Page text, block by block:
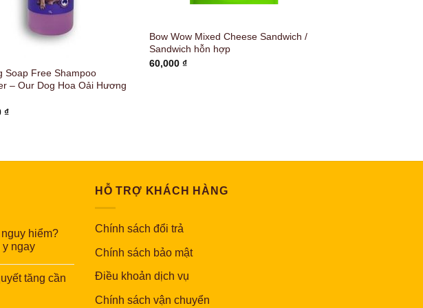
Soap Free Shampoo
– Our Dog Hoa Oải Hương
₫
Bow Wow Mixed Cheese Sandwich /
Sandwich hỗn hợp
60,000 ₫
hiểm?
y ngay
tăng cần
HỖ TRỢ KHÁCH HÀNG
Chính sách đổi trả
Chính sách bảo mật
Điều khoản dịch vụ
Chính sách vận chuyển